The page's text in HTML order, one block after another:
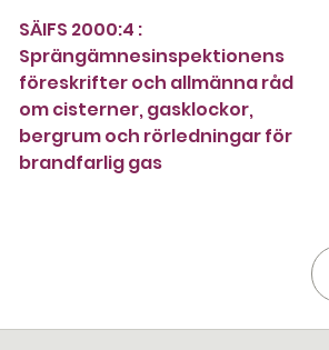
SÄIFS 2000:4 :
Sprängämnesinspektionens
föreskrifter och allmänna råd
om cisterner, gasklockor,
bergrum och rörledningar för
brandfarlig gas